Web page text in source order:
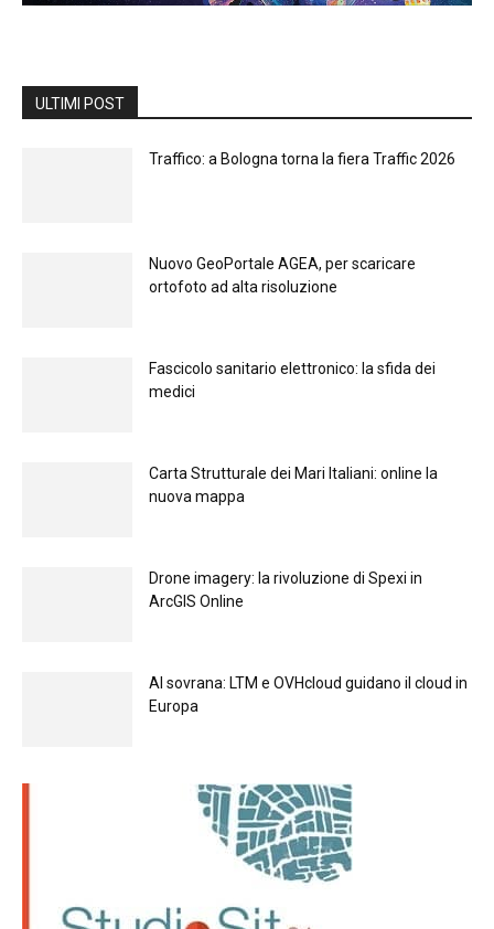
ULTIMI POST
Traffico: a Bologna torna la fiera Traffic 2026
Nuovo GeoPortale AGEA, per scaricare
ortofoto ad alta risoluzione
Fascicolo sanitario elettronico: la sfida dei
medici
Carta Strutturale dei Mari Italiani: online la
nuova mappa
Drone imagery: la rivoluzione di Spexi in
ArcGIS Online
Al sovrana: LTM е OVHcloud guidano il cloud in
Europа